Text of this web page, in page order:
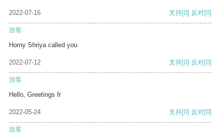
2022-07-16 支持[0] 反对[0]
游客
Horny Shriya called you
2022-07-12 支持[0] 反对[0]
游客
Hello, Greetings fr
2022-05-24 支持[0] 反对[0]
游客